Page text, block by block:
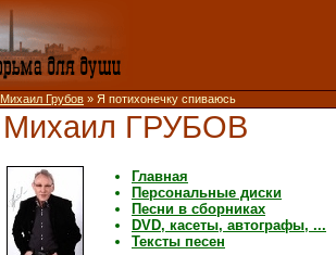
Михаил Грубов » Я потихонечку спиваюсь
Михаил ГРУБОВ
Главная
Персональные диски
Песни в сборниках
DVD, касеты, автографы, ...
Тексты песен